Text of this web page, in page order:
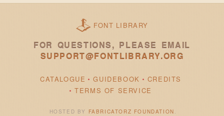
FONT LIBRARY
FOR QUESTIONS, PLEASE EMAIL
SUPPORT@FONTLIBRARY.ORG
CATALOGUE GUIDEBOOK
CREDITS
TERMS OF SERVICE
HOSTED BY FABRICATORZ FOUNDATION .